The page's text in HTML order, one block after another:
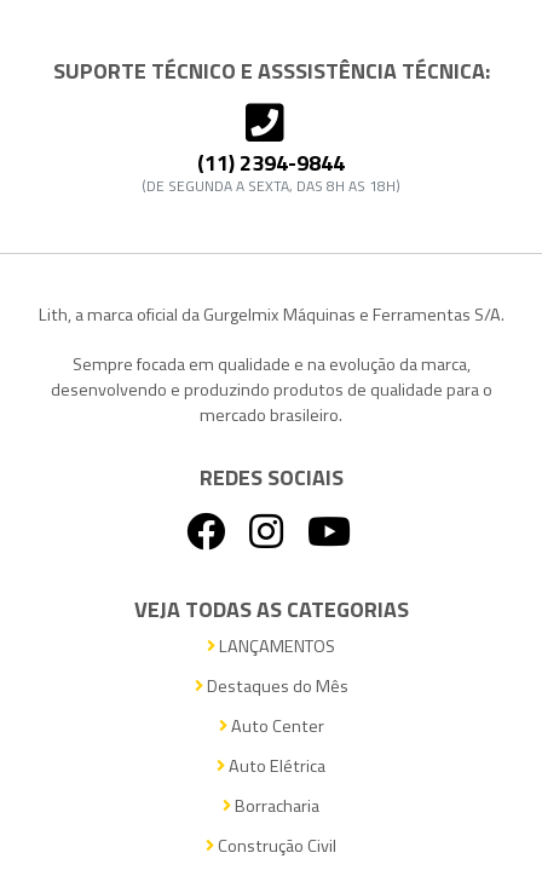
SUPORTE TÉCNICO E ASSSISTÊNCIA TÉCNICA:
(11) 2394-9844
(DE SEGUNDA A SEXTA, DAS 8H AS 18H)
Lith, a marca oficial da Gurgelmix Máquinas e Ferramentas S/A.
Sempre focada em qualidade e na evolução da marca,
desenvolvendo e produzindo produtos de qualidade para o
mercado brasileiro.
REDES SOCIAIS
VEJA TODAS AS CATEGORIAS
LANÇAMENTOS
Destaques do Mês
Auto Center
Auto Elétrica
Borracharia
Construção Civil